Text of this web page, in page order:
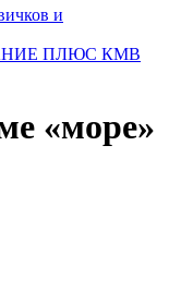
и
ПЛЮС КМВ
«море»